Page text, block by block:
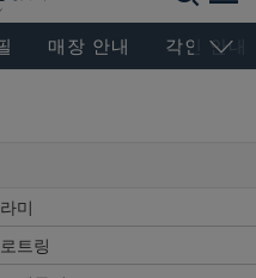
SINCE 2004
매장 안내 각인 안내
라미
로트링